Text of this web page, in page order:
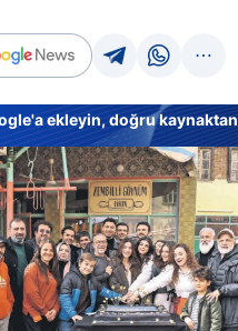
ekleyin, doğru kaynaktan